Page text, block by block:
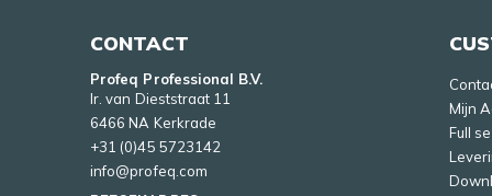
CONTACT
Profeq Professional B.V.
Ir. van Dieststraat 11
6466 NA Kerkrade
+31 (0)45 5723142
info@profeq.com
Mijn
Full